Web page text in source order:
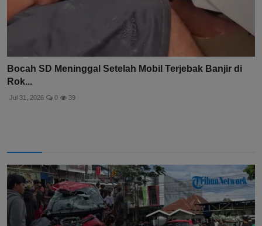
Bocah SD Meninggal Setelah Mobil Terjebak Banjir di
Rok...
Jul 31, 2026 0 39